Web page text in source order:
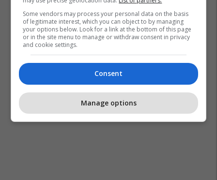
Some vendors may process your personal data on the basis
of legitimate interest, which you can object to by managing
your options below. Look for a link at the bottom of this page
or in the site menu to manage or withdraw consent in privacy
and cookie settings.
Consent
Manage options